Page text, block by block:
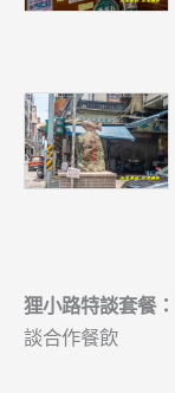
狸小路特談套餐：
談合作餐飲